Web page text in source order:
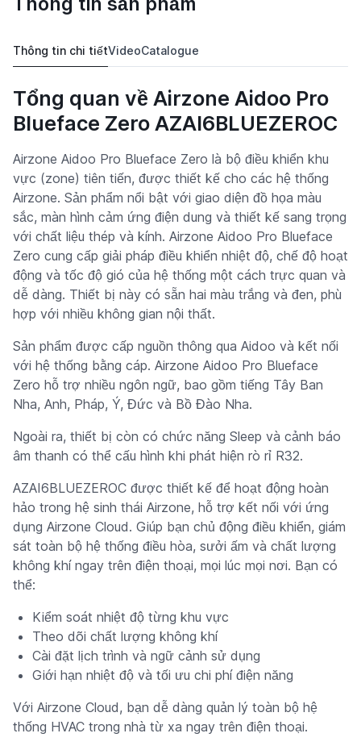
Thông tin chi tiếtVideoCatalogue
Tổng quan về Airzone Aidoo Pro
Blueface Zero AZAI6BLUEZEROC
Airzone Aidoo Pro Blueface Zero là bộ điều khiển khu
vực (zone) tiên tiến, được thiết kế cho các hệ thống
Airzone. Sản phẩm nổi bật với giao diện đồ họa màu
sắc, màn hình cảm ứng điện dung và thiết kế sang trọng
với chất liệu thép và kính. Airzone Aidoo Pro Blueface
Zero cung cấp giải pháp điều khiển nhiệt độ, chế độ hoạt
động và tốc độ gió của hệ thống một cách trực quan và
dễ dàng. Thiết bị này có sẵn hai màu trắng và đen, phù
hợp với nhiều không gian nội thất.
Sản phẩm được cấp nguồn thông qua Aidoo và kết nối
với hệ thống bằng cáp. Airzone Aidoo Pro Blueface
Zero hỗ trợ nhiều ngôn ngữ, bao gồm tiếng Tây Ban
Nha, Anh, Pháp, Ý, Đức và Bồ Đào Nha.
Ngoài ra, thiết bị còn có chức năng Sleep và cảnh báo
âm thanh có thể cấu hình khi phát hiện rò rỉ R32.
AZAI6BLUEZEROC được thiết kế để hoạt động hoàn
hảo trong hệ sinh thái Airzone, hỗ trợ kết nối với ứng
dụng Airzone Cloud. Giúp bạn chủ động điều khiển, giám
sát toàn bộ hệ thống điều hòa, sưởi ấm và chất lượng
không khí ngay trên điện thoại, mọi lúc mọi nơi. Bạn có
thể:
Kiểm soát nhiệt độ từng khu vực
Theo dõi chất lượng không khí
Cài đặt lịch trình và ngữ cảnh sử dụng
Giới hạn nhiệt độ và tối ưu chi phí điện năng
Với Airzone Cloud, bạn dễ dàng quản lý toàn bộ hệ
thống HVAC trong nhà từ xa ngay trên điện thoại.